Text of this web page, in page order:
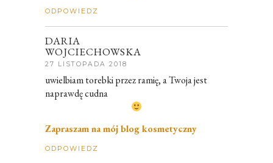
ODPOWIEDZ
DARIA
WOJCIECHOWSKA
27 LISTOPADA 2018
uwielbiam torebki przez ramię, a Twoja jest
naprawdę cudna
Zapraszam na mój blog kosmetyczny
ODPOWIEDZ